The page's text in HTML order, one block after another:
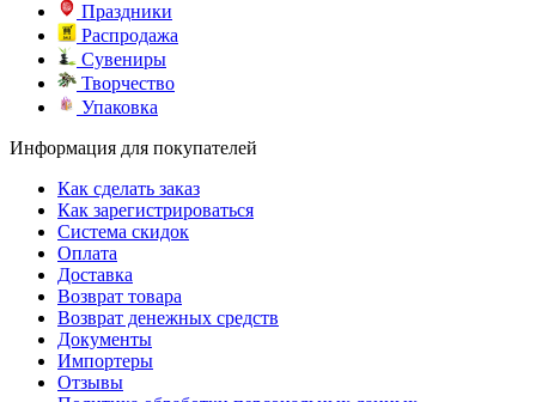
Праздники
Распродажа
Сувениры
Творчество
Упаковка
Информация для покупателей
Как сделать заказ
Как зарегистрироваться
Система скидок
Оплата
Доставка
Возврат товара
Возврат денежных средств
Документы
Импортеры
Отзывы